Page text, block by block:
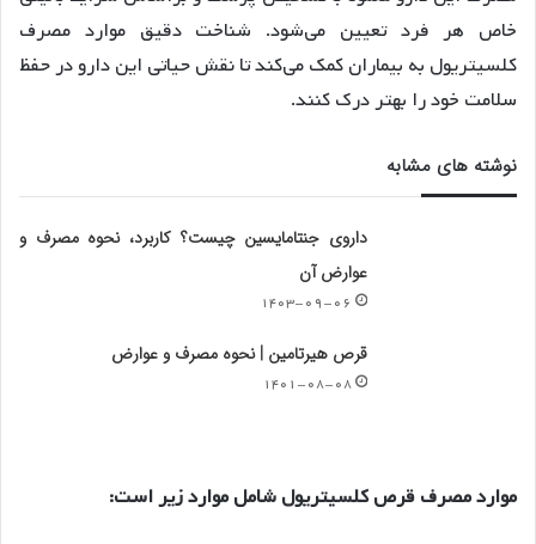
خاص هر فرد تعیین می‌شود. شناخت دقیق موارد مصرف
کلسیتریول به بیماران کمک می‌کند تا نقش حیاتی این دارو در حفظ
سلامت خود را بهتر درک کنند.
نوشته های مشابه
داروی جنتامایسین چیست؟ کاربرد، نحوه مصرف و
عوارض آن
۱۴۰۳-۰۹-۰۶
قرص هیرتامین | نحوه مصرف و عوارض
۱۴۰۱-۰۸-۰۸
موارد مصرف قرص کلسیتریول شامل موارد زیر است: